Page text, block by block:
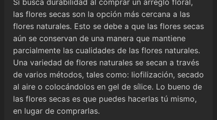
las flores secas son la opción más cercana a las
flores naturales. Esto se debe a que las flores secas
aún se conservan de una manera que mantiene
parcialmente las cualidades de las flores naturales.
Una variedad de flores naturales se secan a través
de varios métodos, tales como: liofilización, secado
al aire o colocándolos en gel de sílice. Lo bueno de
las flores secas es que puedes hacerlas tú mismo,
en lugar de comprarlas.